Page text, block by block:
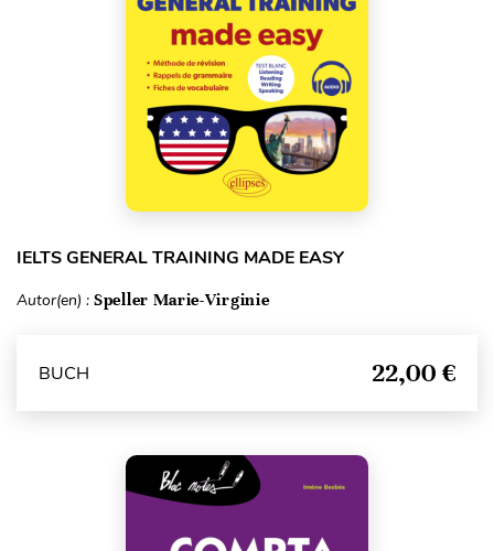
IELTS GENERAL TRAINING MADE EASY
Autor(en) : Speller Marie-Virginie
BUCH 22,00 €